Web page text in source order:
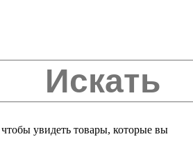
увидеть товары, которые вы